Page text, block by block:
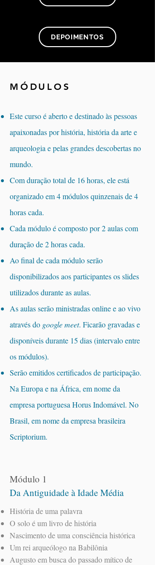
DEPOIMENTOS
MÓDULOS
Este curso é aberto e destinado às pessoas
apaixonadas por história, história da arte e
arqueologia e pelas grandes descobertas no
mundo.
Com duração total de 16 horas, ele está
organizado em 4 módulos quinzenais de 4
horas cada.
Cada módulo é composto por 2 aulas com
duração de 2 horas cada.
Ao final de cada módulo serão
disponibilizados aos participantes os slides
utilizados durante as aulas.
As aulas serão ministradas online e ao vivo
através do google meet. Ficarão gravadas e
disponíveis durante 15 dias (intervalo entre
os módulos).
Serão emitidos certificados de participação.
Na Europa e na África, em nome da
empresa portuguesa Horus Indomável. No
Brasil, em nome da empresa brasileira
Scriptorium.
Módulo 1
Da Antiguidade à Idade Média
História de uma palavra
O solo é um livro de história
Nascimento de uma consciência histórica
Um rei arqueólogo na Babilônia
Augusto em busca do passado mítico de